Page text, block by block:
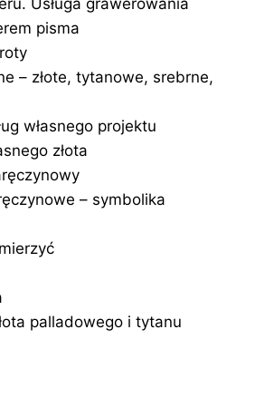
Usługa grawerowania
pisma
– złote, tytanowe, srebrne,
własnego projektu
złota
– symbolika
palladowego i tytanu